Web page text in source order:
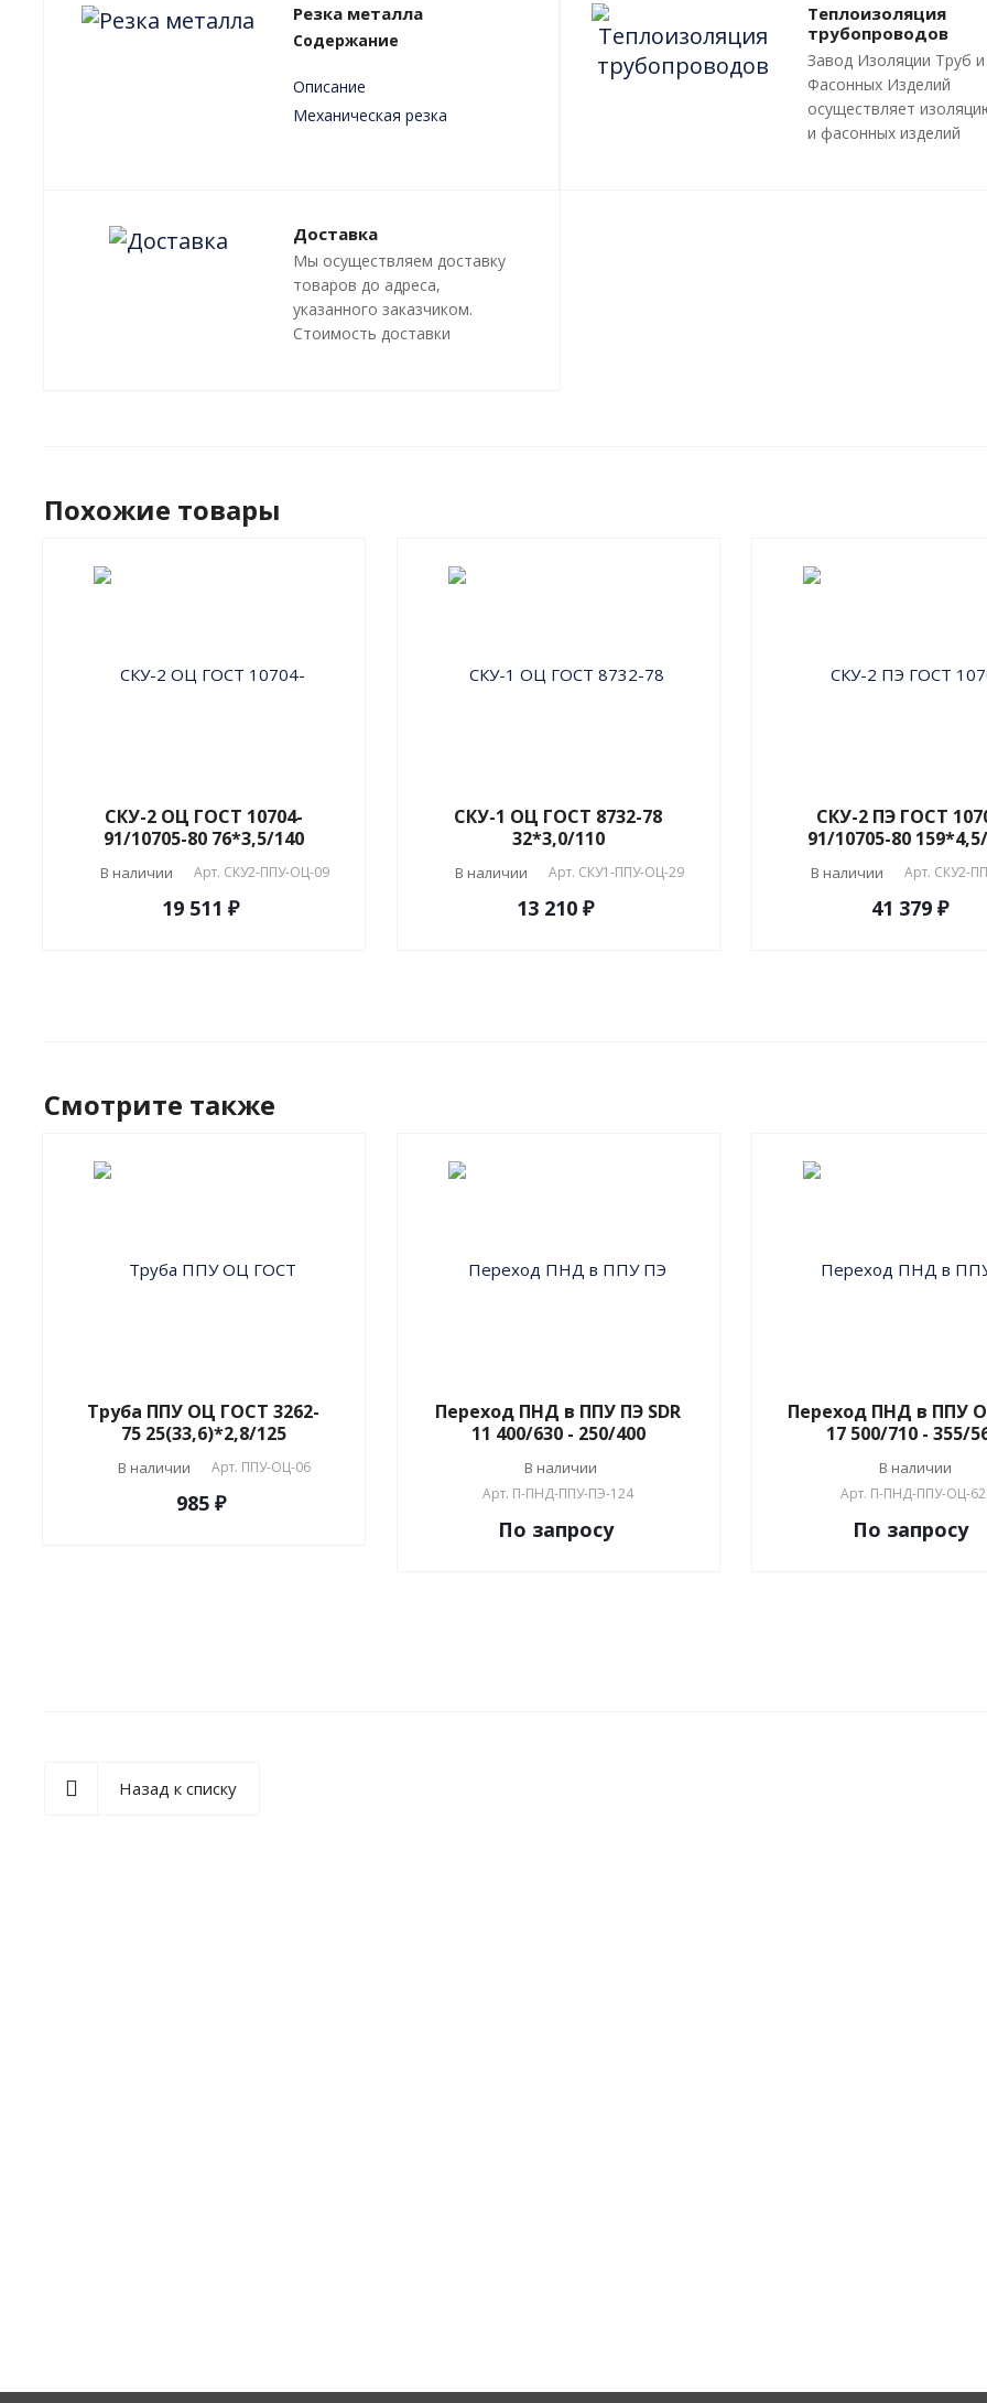
Резка металла
Содержание
Описание
Механическая резка
Теплоизоляция
трубопроводов
Завод Изоляции Труб и
Фасонных Изделий
осуществляет
и фасонных изделий
Доставка
Мы осуществляем доставку
товаров до адреса,
указанного заказчиком.
Стоимость доставки
Похожие товары
СКУ-2 ОЦ ГОСТ 10704-
91/10705-80 76*3,5/140
В наличии Арт. СКУ2-ППУ-ОЦ-09
19 511 ₽
СКУ-1 ОЦ ГОСТ 8732-78
32*3,0/110
В наличии Арт. СКУ1-ППУ-ОЦ-29
13 210 ₽
СКУ-2 ПЭ ГОСТ
91/10705-80
В наличии Арт. СКУ2-
41 379 ₽
Смотрите также
Труба ППУ ОЦ ГОСТ 3262-
75 25(33,6)*2,8/125
В наличии Арт. ППУ-ОЦ-06
985 ₽
Переход ПНД в ППУ ПЭ SDR
11 400/630 - 250/400
В наличии
Арт. П-ПНД-ППУ-ПЭ-124
По запросу
Переход ПНД в ППУ
17 500/710 - 355/
В наличии
Арт. П-ПНД-ППУ-ОЦ-62
По запросу
Назад к списку